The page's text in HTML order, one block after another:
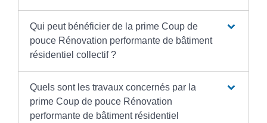
Qui peut bénéficier de la prime Coup de
pouce Rénovation performante de bâtiment
résidentiel collectif ?
Quels sont les travaux concernés par la
prime Coup de pouce Rénovation
performante de bâtiment résidentiel